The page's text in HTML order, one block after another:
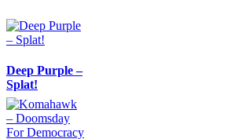
Deep Purple –
Splat!